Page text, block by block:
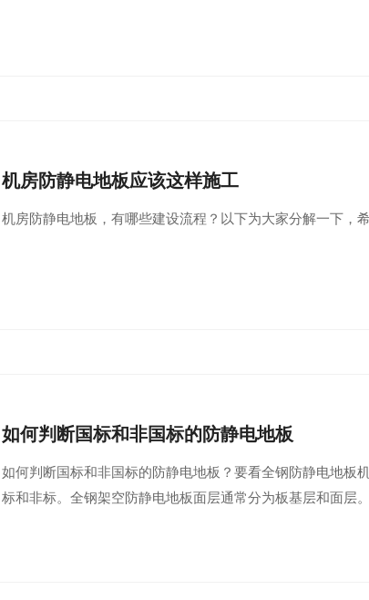
​机房防静电地板应该这样施工
机房防静电地板，有哪些建设流程？以下为大家分解一下，
如何判断国标和非国标的防静电地板
如何判断国标和非国标的防静电地板？要看全钢防静电地板
标和非标。全钢架空防静电地板面层通常分为板基层和面层。